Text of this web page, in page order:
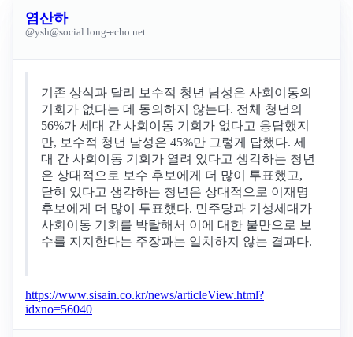
염산하
@ysh@social.long-echo.net
기존 상식과 달리 보수적 청년 남성은 사회이동의
기회가 없다는 데 동의하지 않는다. 전체 청년의
56%가 세대 간 사회이동 기회가 없다고 응답했지
만, 보수적 청년 남성은 45%만 그렇게 답했다. 세
대 간 사회이동 기회가 열려 있다고 생각하는 청년
은 상대적으로 보수 후보에게 더 많이 투표했고,
닫혀 있다고 생각하는 청년은 상대적으로 이재명
후보에게 더 많이 투표했다. 민주당과 기성세대가
사회이동 기회를 박탈해서 이에 대한 불만으로 보
수를 지지한다는 주장과는 일치하지 않는 결과다.
https://www.sisain.co.kr/news/articleView.html?
idxno=56040